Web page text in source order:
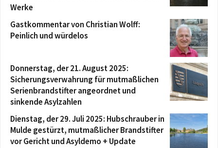
Werke
Gastkommentar von Christian Wolff:
Peinlich und würdelos
Donnerstag, der 21. August 2025:
Sicherungsverwahrung für mutmaßlichen
Serienbrandstifter angeordnet und
sinkende Asylzahlen
Dienstag, der 29. Juli 2025: Hubschrauber in
Mulde gestürzt, mutmaßlicher Brandstifter
vor Gericht und Asyldemo + Update